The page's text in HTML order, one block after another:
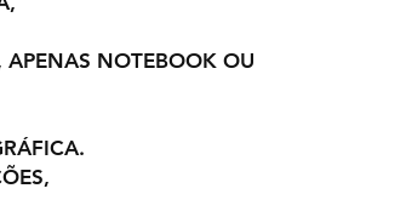
APENAS NOTEBOOK OU